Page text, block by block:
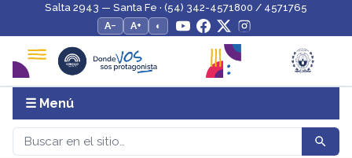
Salta 2943 — Santa Fe · (54) 342-4571800 / 4571765
A−
A+ ◐
☰ Menú